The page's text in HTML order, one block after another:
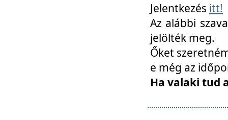
Jelentkezés itt!
Az alábbi
jelölték meg.
Őket
e még az
Ha valaki tud